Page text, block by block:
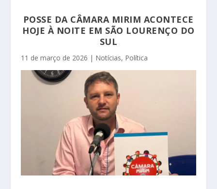
POSSE DA CÂMARA MIRIM ACONTECE
HOJE À NOITE EM SÃO LOURENÇO DO
SUL
11 de março de 2026 | Notícias, Política